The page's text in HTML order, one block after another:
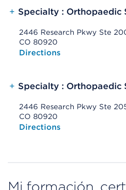
+ Specialty : Orthopaedic
2446 Research Pkwy Ste
CO 80920
Opens native map
Directions
+ Specialty : Orthopaedic
2446 Research Pkwy Ste
CO 80920
Opens native map
Directions
Mi formación,